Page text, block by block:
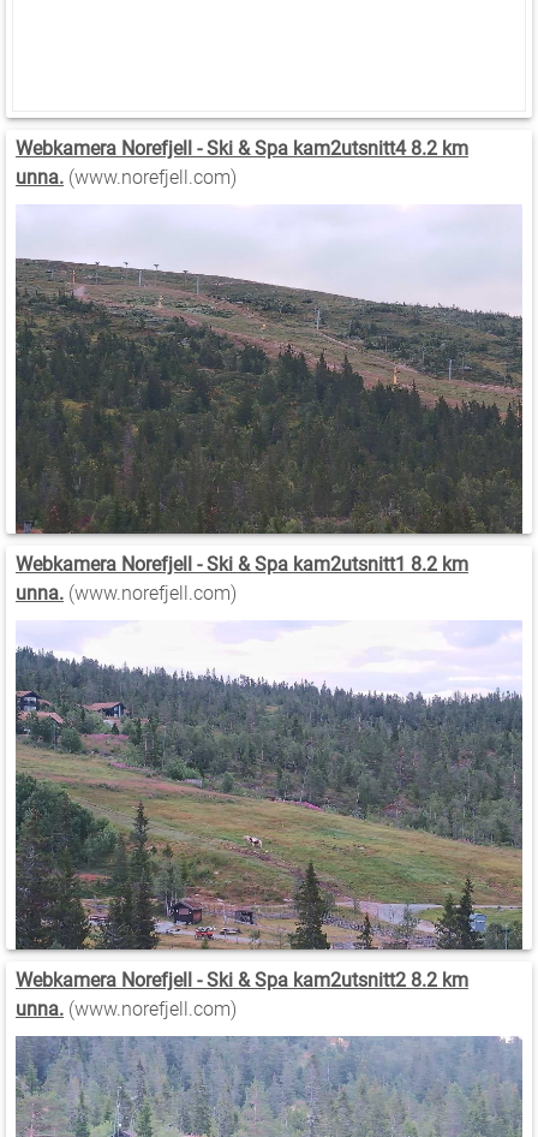
Webkamera Norefjell - Ski & Spa kam2utsnitt4 8.2 km
unna. (www.norefjell.com)
Webkamera Norefjell - Ski & Spa kam2utsnitt1 8.2 km
unna. (www.norefjell.com)
Webkamera Norefjell - Ski & Spa kam2utsnitt2 8.2 km
unna. (www.norefjell.com)